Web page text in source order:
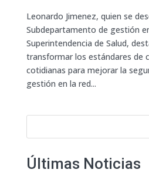
Leonardo Jimenez, quien se
Subdepartamento de gestión
Superintendencia de Salud,
transformar los estándares de
cotidianas para mejorar la
gestión en la red...
Últimas Noticias